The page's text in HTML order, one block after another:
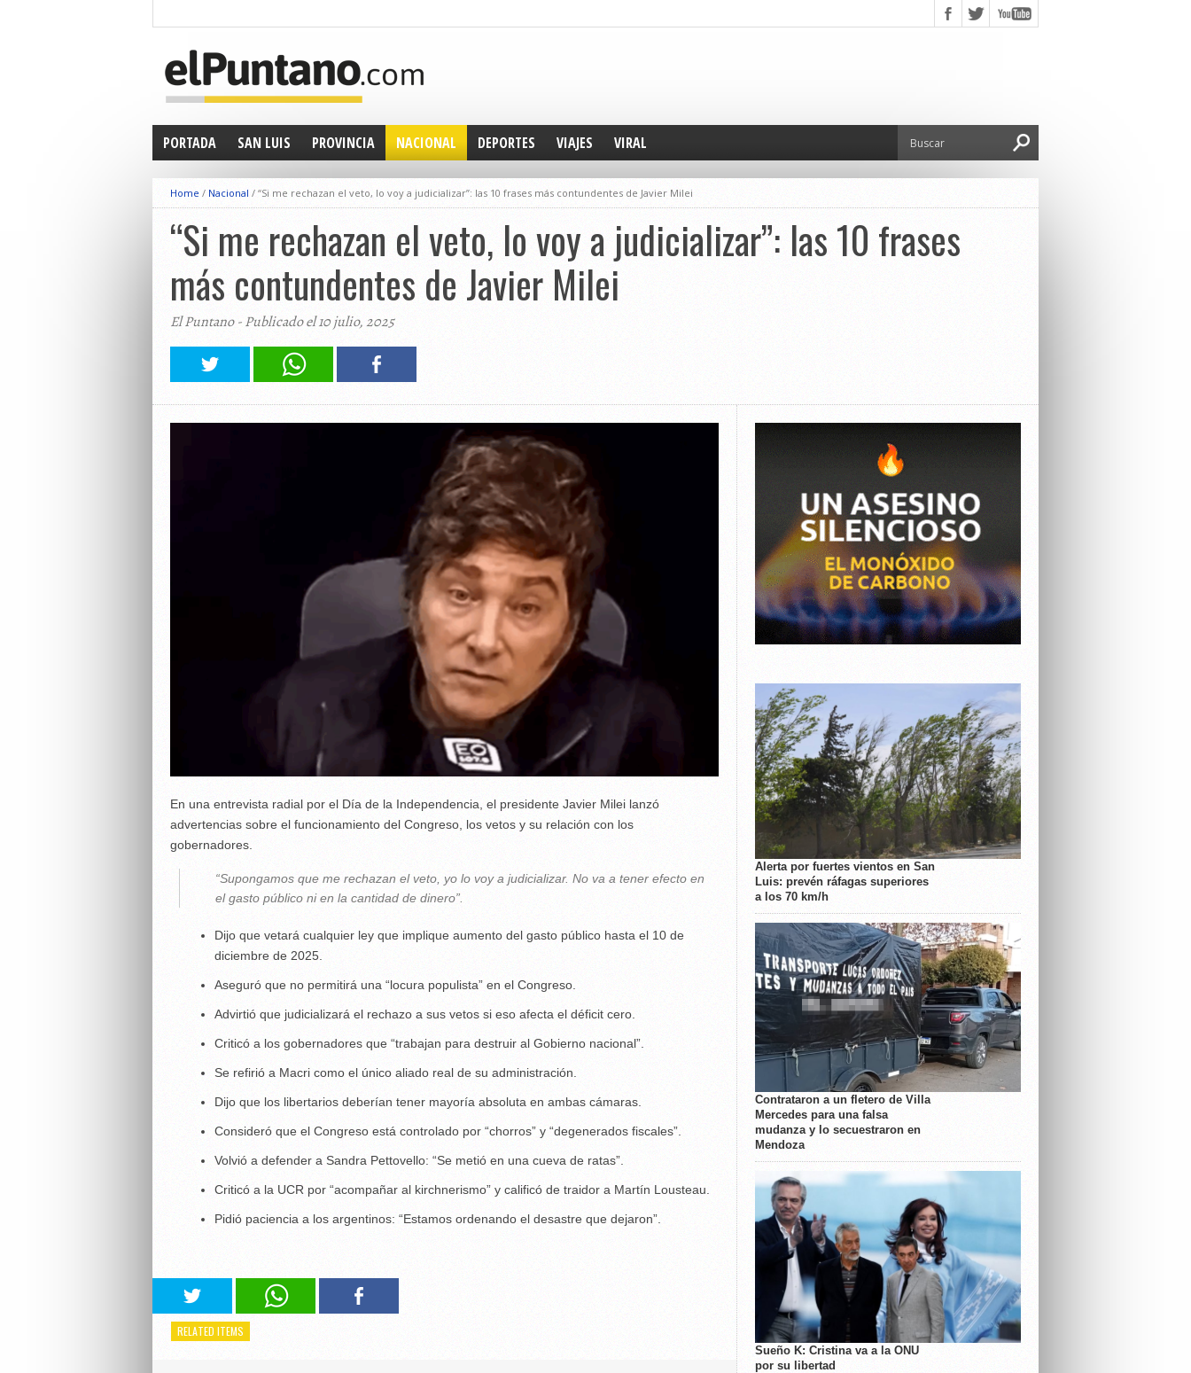
PORTADA SAN LUIS PROVINCIA NACIONAL DEPORTES VIAJES VIRAL
Home / Nacional / “Si me rechazan el veto, lo voy a judicializar”: las 10 frases más contundentes de Javier Milei
“Si me rechazan el veto, lo voy a judicializar”: las 10 frases
más contundentes de Javier Milei
El Puntano - Publicado el 10 julio, 2025
En una entrevista radial por el Día de la Independencia, el presidente Javier Milei lanzó
advertencias sobre el funcionamiento del Congreso, los vetos y su relación con los
gobernadores.
“Supongamos que me rechazan el veto, yo lo voy a judicializar. No va a tener efecto en
el gasto público ni en la cantidad de dinero”.
Dijo que vetará cualquier ley que implique aumento del gasto público hasta el 10 de
diciembre de 2025.
Aseguró que no permitirá una “locura populista” en el Congreso.
Advirtió que judicializará el rechazo a sus vetos si eso afecta el déficit cero.
Criticó a los gobernadores que “trabajan para destruir al Gobierno nacional”.
Se refirió a Macri como el único aliado real de su administración.
Dijo que los libertarios deberían tener mayoría absoluta en ambas cámaras.
Consideró que el Congreso está controlado por “chorros” y “degenerados fiscales”.
Volvió a defender a Sandra Pettovello: “Se metió en una cueva de ratas”.
Criticó a la UCR por “acompañar al kirchnerismo” y calificó de traidor a Martín Lousteau.
Pidió paciencia a los argentinos: “Estamos ordenando el desastre que dejaron”.
RELATED ITEMS
Alerta por fuertes vientos en San
Luis: prevén ráfagas superiores
a los 70 km/h
Contrataron a un fletero de Villa
Mercedes para una falsa
mudanza y lo secuestraron en
Mendoza
Sueño K: Cristina va a la ONU
por su libertad